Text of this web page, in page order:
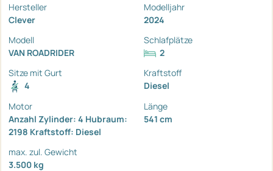
Hersteller
Clever
Modelljahr
2024
Modell
VAN ROADRIDER
Schlafplätze
2
Sitze mit Gurt
4
Kraftstoff
Diesel
Motor
Anzahl Zylinder: 4 Hubraum:
2198 Kraftstoff: Diesel
Länge
541 cm
max. zul. Gewicht
3.500 kg